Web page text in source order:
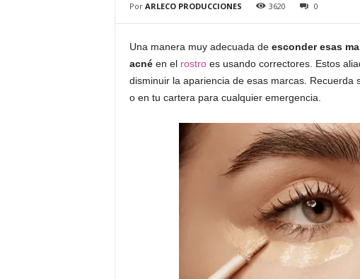
Por ARLECO PRODUCCIONES 3620 0
Una manera muy adecuada de esconder esas
acnéen el rostroes usando correctores. Estos
disminuir la apariencia de esas marcas.
o en tu cartera para cualquier emergencia.